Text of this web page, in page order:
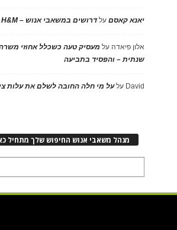
יאנא קאסםעלדרושים במשאבי אנוש – H&M
אלון פיאדה על מעסיק טעה כשכלל אחוזי
שנתית – והפסיד בתביעה
David עלעל מי חלה החובה לשלם את עלות
מנהל משאבי אנוש החיפוש שלך מתחיל